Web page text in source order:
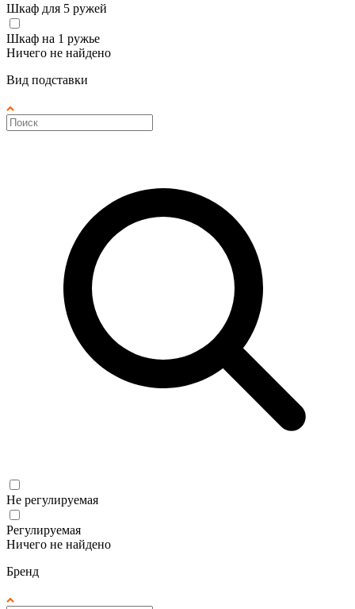
Шкаф для 5 ружей
Шкаф на 1 ружье
Ничего не найдено
Вид подставки
Не регулируемая
Регулируемая
Ничего не найдено
Бренд